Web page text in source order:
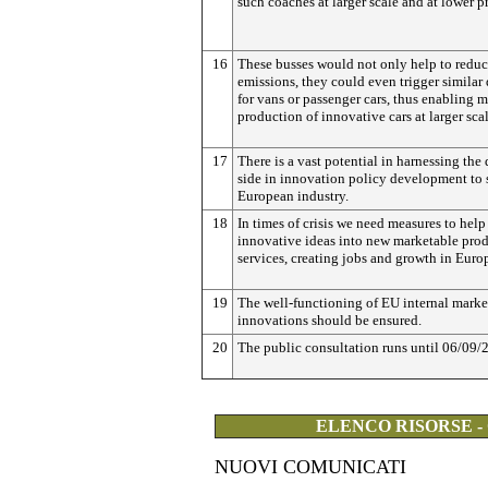
16
These busses would not only help to
emissions, they could even trigger similar
for vans or passenger cars, thus enabling
production of innovative cars at larger
17
There is a vast potential in harnessing the
side in innovation policy development to
European industry.
18
In times of crisis we need measures to
innovative ideas into new marketable
services, creating jobs and growth in
19
The well-functioning of EU internal
innovations should be ensured.
20
The public consultation runs until 06/09/
ELENCO RISORSE
NUOVI COMUNICATI